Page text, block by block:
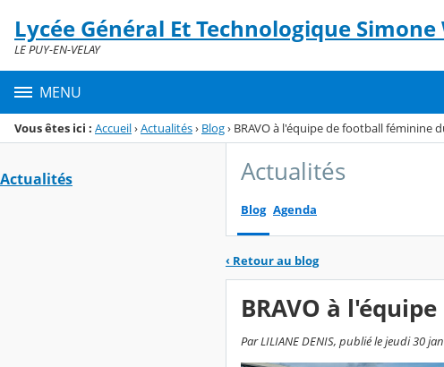
Menu de la rubrique
Contenu
Lycée Général Et Technologique Simone
LE PUY-EN-VELAY
MENU
Vous êtes ici : Accueil›Actualités› Blog› BRAVO à l'équipe de football féminine
Actualités Actualités
Blog Agenda
‹ Retour au blog
BRAVO à
Par LILIANE DENIS, publié le jeudi 30